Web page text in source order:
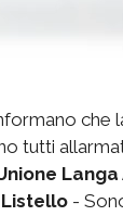
che
tutti
Langa
-